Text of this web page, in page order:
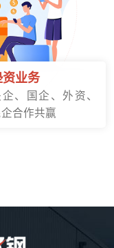
资业务
、国企、外资、
企合作共赢